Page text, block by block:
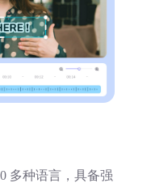
多种语言，具备强